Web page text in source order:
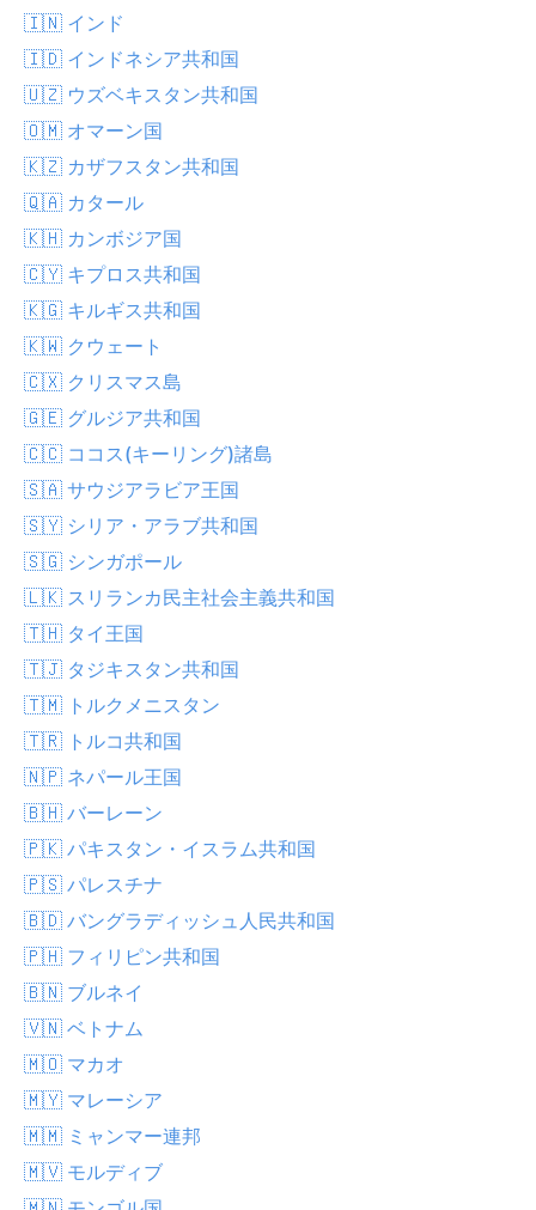
🇮🇳 インド
🇮🇩 インドネシア共和国
🇺🇿 ウズベキスタン共和国
🇴🇲 オマーン国
🇰🇿 カザフスタン共和国
🇶🇦 カタール
🇰🇭 カンボジア国
🇨🇾 キプロス共和国
🇰🇬 キルギス共和国
🇰🇼 クウェート
🇨🇽 クリスマス島
🇬🇪 グルジア共和国
🇨🇨 ココス(キーリング)諸島
🇸🇦 サウジアラビア王国
🇸🇾 シリア・アラブ共和国
🇸🇬 シンガポール
🇱🇰 スリランカ民主社会主義共和国
🇹🇭 タイ王国
🇹🇯 タジキスタン共和国
🇹🇲 トルクメニスタン
🇹🇷 トルコ共和国
🇳🇵 ネパール王国
🇧🇭 バーレーン
🇵🇰 パキスタン・イスラム共和国
🇵🇸 パレスチナ
🇧🇩 バングラディッシュ人民共和国
🇵🇭 フィリピン共和国
🇧🇳 ブルネイ
🇻🇳 ベトナム
🇲🇴 マカオ
🇲🇾 マレーシア
🇲🇲 ミャンマー連邦
🇲🇻 モルディブ